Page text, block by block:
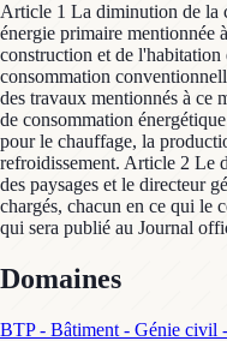
Article 1 La diminution de la
énergie primaire mentionnée
construction et de l'habitation
consommation
des travaux mentionnés à ce
de consommation
pour le chauffage, la
refroidissement. Article 2 Le
des paysages et le directeur
chargés, chacun en ce qui le
qui sera publié au Journal
Domaines
BTP - Bâtiment - Génie civil